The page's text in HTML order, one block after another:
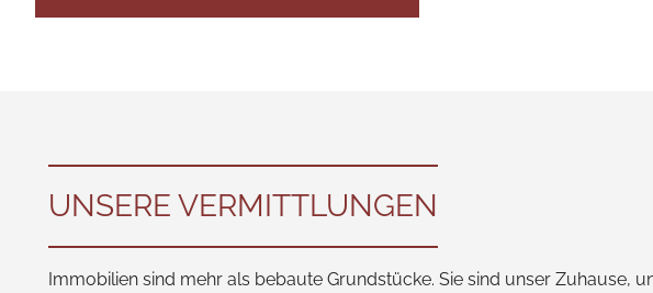
UNSERE VERMITTLUNGEN
Immobilien sind mehr als bebaute Grundstücke. Sie sind unser Zuhause,